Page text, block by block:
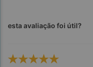
esta avaliação foi útil?